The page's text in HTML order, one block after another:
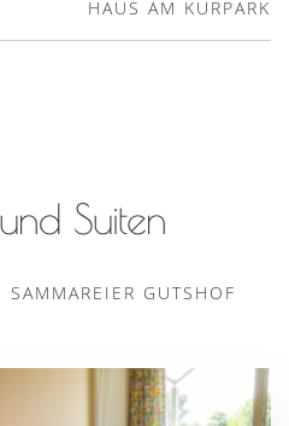
HAUS AM KURPARK
Suiten
SAMMAREIER GUTSHOF